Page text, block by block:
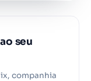
seu
companhia